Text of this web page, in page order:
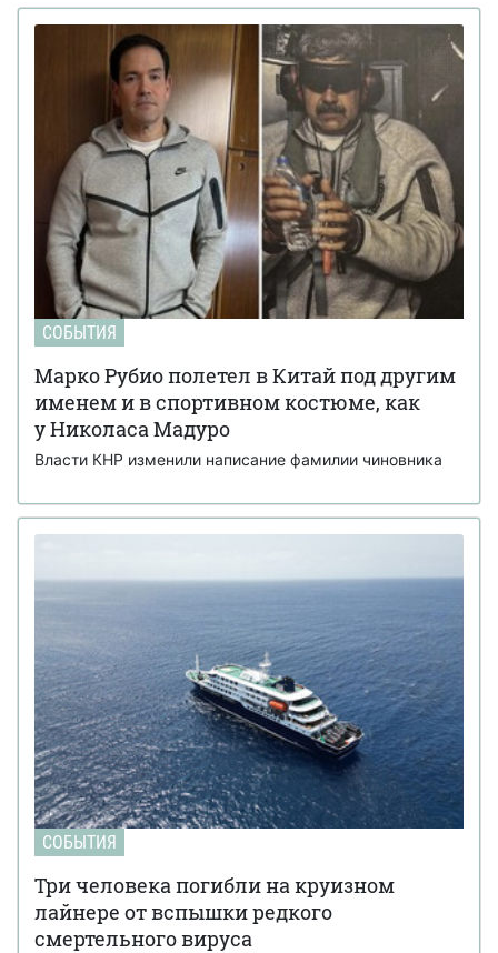
СОБЫТИЯ
Марко Рубио полетел в Китай под другим
именем и в спортивном костюме, как
у Николаса Мадуро
Власти КНР изменили написание фамилии чиновника
СОБЫТИЯ
Три человека погибли на круизном
лайнере от вспышки редкого
смертельного вируса